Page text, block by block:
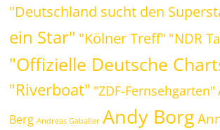
"Deutschland sucht den
ein Star" "Kölner Treff" "NDR
"Offizielle Deutsche
"Riverboat" "ZDF-Fernsehgarten"
Berg Andreas Gabalier Andy Borg